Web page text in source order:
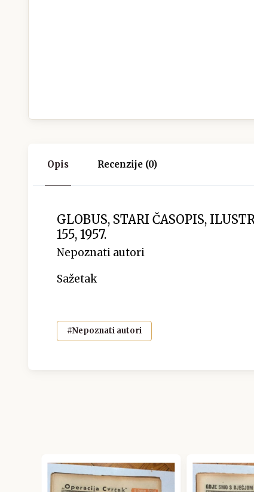
Opis Recenzije (0)
GLOBUS, STARI ČASOPIS,
155, 1957.
Nepoznati autori
Sažetak
#Nepoznati autori